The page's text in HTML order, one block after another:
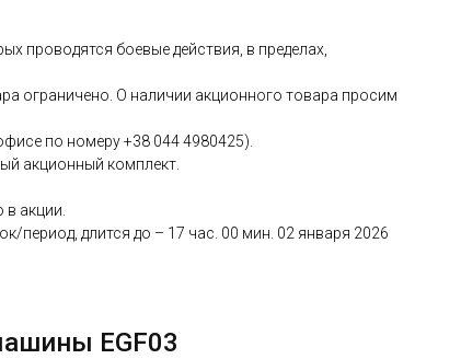
проводятся боевые действия, в пределах,
ограничено. О наличии акционного товара просим
по номеру +38 044 4980425).
акционный комплект.
акции.
период, длится до – 17 час. 00 мин. 02 января 2026
EGF03